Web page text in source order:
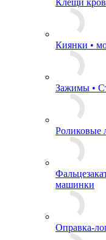
Клещи
Киянки •
Зажимы •
Роликовые
машинки
Оправка-